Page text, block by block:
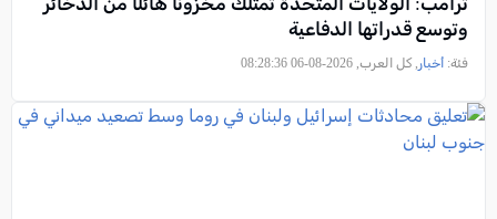
وتوسع قدراتها الدفاعية
فئة: أخبار , كل العرب, 2026-08-06 08:28:36